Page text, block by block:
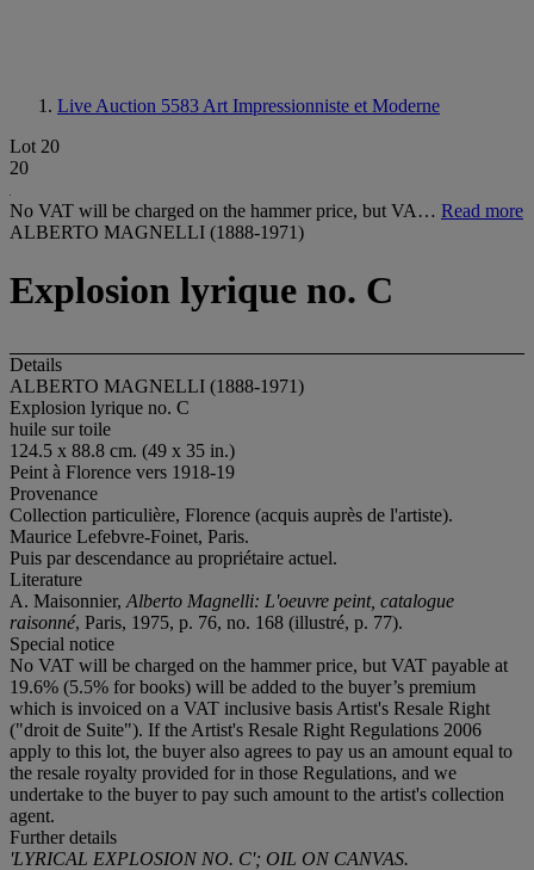
Live Auction 5583 Art Impressionniste et Moderne
Lot 20
20
No VAT will be charged on the hammer price, but VA… Read more
ALBERTO MAGNELLI (1888-1971)
Explosion lyrique no. C
Details
ALBERTO MAGNELLI (1888-1971)
Explosion lyrique no. C
huile sur toile
124.5 x 88.8 cm. (49 x 35 in.)
Peint à Florence vers 1918-19
Provenance
Collection particulière, Florence (acquis auprès de l'artiste).
Maurice Lefebvre-Foinet, Paris.
Puis par descendance au propriétaire actuel.
Literature
A. Maisonnier, Alberto Magnelli: L'oeuvre peint, catalogue
raisonné, Paris, 1975, p. 76, no. 168 (illustré, p. 77).
Special notice
No VAT will be charged on the hammer price, but VAT payable at
19.6% (5.5% for books) will be added to the buyer’s premium
which is invoiced on a VAT inclusive basis Artist's Resale Right
("droit de Suite"). If the Artist's Resale Right Regulations 2006
apply to this lot, the buyer also agrees to pay us an amount equal to
the resale royalty provided for in those Regulations, and we
undertake to the buyer to pay such amount to the artist's collection
agent.
Further details
'LYRICAL EXPLOSION NO. C'; OIL ON CANVAS.